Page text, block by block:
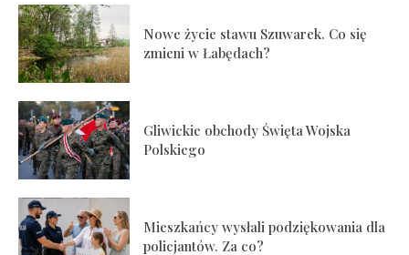
Nowe życie stawu Szuwarek. Co się
zmieni w Łabędach?
Gliwickie obchody Święta Wojska
Polskiego
Mieszkańcy wysłali podziękowania dla
policjantów. Za co?